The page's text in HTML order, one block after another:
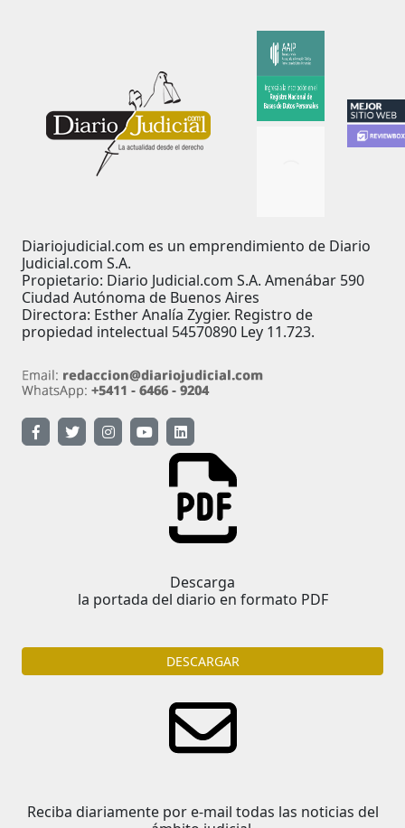
Diariojudicial.com es un emprendimiento de Diario
Judicial.com S.A.
Propietario: Diario Judicial.com S.A. Amenábar 590
Ciudad Autónoma de Buenos Aires
Directora: Esther Analía Zygier. Registro de
propiedad intelectual 54570890 Ley 11.723.
Descarga
la portada del diario en formato PDF
DESCARGAR
Reciba diariamente por e-mail todas las noticias del